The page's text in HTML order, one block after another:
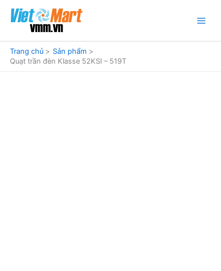
dung
Trang chủ
Sản phẩm
Quạt trần đèn Klasse 52KSI – 519T